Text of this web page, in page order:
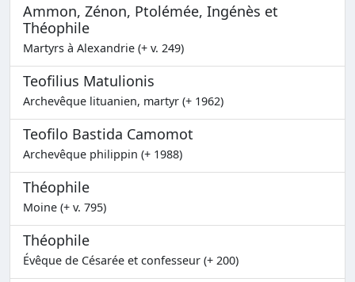
Ammon, Zénon, Ptolémée, Ingénès et
Théophile
Martyrs à Alexandrie (+ v. 249)
Teofilius Matulionis
Archevêque lituanien, martyr (+ 1962)
Teofilo Bastida Camomot
Archevêque philippin (+ 1988)
Théophile
Moine (+ v. 795)
Théophile
Évêque de Césarée et confesseur (+ 200)